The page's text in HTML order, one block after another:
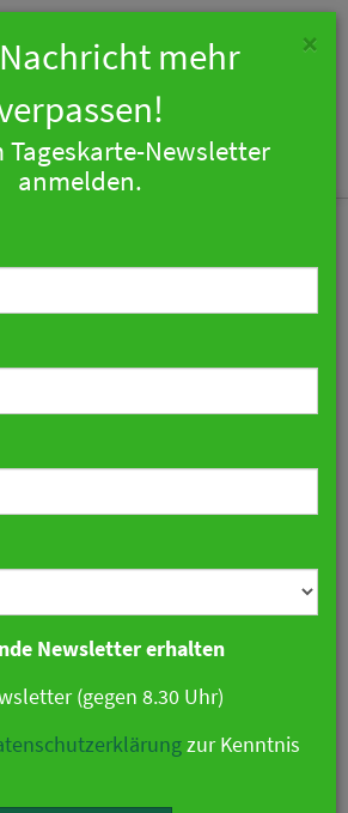
hat Krebs
über
×
mehr
Tageskarte-Newsletter
anmelden.
Newsletter erhalten
(gegen 8.30 Uhr)
zur Kenntnis